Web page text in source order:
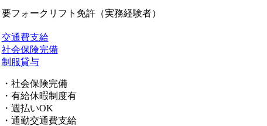
要フォークリフト免許（実務経験者）
交通費支給
社会保険完備
制服貸与
・社会保険完備
・有給休暇制度有
・週払いOK
・通勤交通費支給